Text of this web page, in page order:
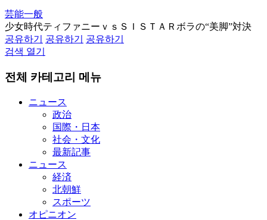
芸能一般
少女時代ティファニーｖｓＳＩＳＴＡＲボラの“美脚”対決
공유하기
공유하기
공유하기
검색 열기
전체 카테고리 메뉴
ニュース
政治
国際・日本
社会・文化
最新記事
ニュース
経済
北朝鮮
スポーツ
オピニオン